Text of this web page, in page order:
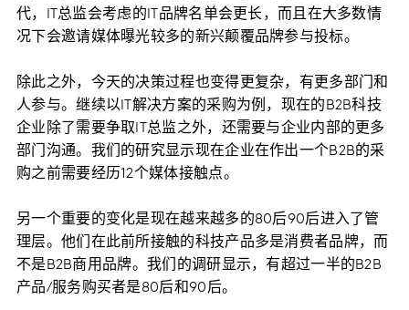
代，IT总监会考虑的IT品牌名单会更长，而且在大多数情
况下会邀请媒体曝光较多的新兴颠覆品牌参与投标。
除此之外，今天的决策过程也变得更复杂，有更多部门和
人参与。继续以IT解决方案的采购为例，现在的B2B科技
企业除了需要争取IT总监之外，还需要与企业内部的更多
部门沟通。我们的研究显示现在企业在作出一个B2B的采
购之前需要经历12个媒体接触点。
另一个重要的变化是现在越来越多的80后90后进入了管
理层。他们在此前所接触的科技产品多是消费者品牌，而
不是B2B商用品牌。我们的调研显示，有超过一半的B2B
产品/服务购买者是80后和90后。